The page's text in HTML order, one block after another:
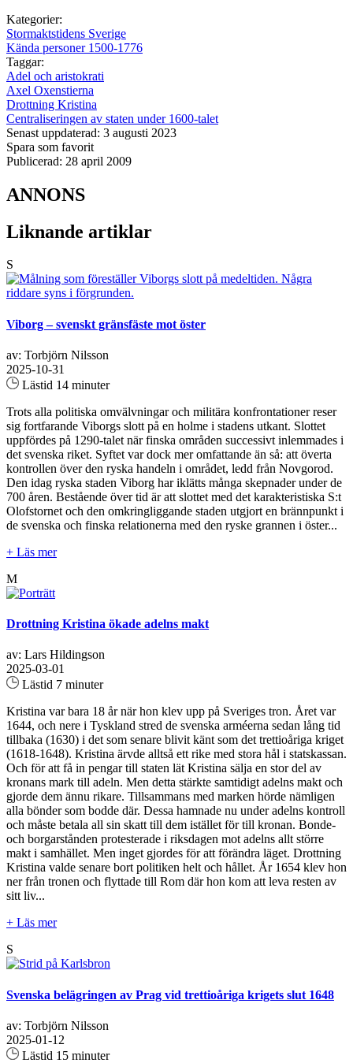
Kategorier:
Stormaktstidens Sverige
Kända personer 1500-1776
Taggar:
Adel och aristokrati
Axel Oxenstierna
Drottning Kristina
Centraliseringen av staten under 1600-talet
Senast uppdaterad: 3 augusti 2023
Spara som favorit
Publicerad: 28 april 2009
ANNONS
Liknande artiklar
S
Viborg – svenskt gränsfäste mot öster
av: Torbjörn Nilsson
2025-10-31
Lästid 14 minuter
Trots alla politiska omvälvningar och militära konfrontationer reser
sig fortfarande Viborgs slott på en holme i stadens utkant. Slottet
uppfördes på 1290-talet när finska områden successivt inlemmades i
det svenska riket. Syftet var dock mer omfattande än så: att överta
kontrollen över den ryska handeln i området, ledd från Novgorod.
Den idag ryska staden Viborg har iklätts många skepnader under de
700 åren. Bestående över tid är att slottet med det karakteristiska S:t
Olofstornet och den omkringliggande staden utgjort en brännpunkt i
de svenska och finska relationerna med den ryske grannen i öster...
+ Läs mer
M
Drottning Kristina ökade adelns makt
av: Lars Hildingson
2025-03-01
Lästid 7 minuter
Kristina var bara 18 år när hon klev upp på Sveriges tron. Året var
1644, och nere i Tyskland stred de svenska arméerna sedan lång tid
tillbaka (1630) i det som senare blivit känt som det trettioåriga kriget
(1618-1648). Kristina ärvde alltså ett rike med stora hål i statskassan.
Och för att få in pengar till staten lät Kristina sälja en stor del av
kronans mark till adeln. Men detta stärkte samtidigt adelns makt och
gjorde dem ännu rikare. Tillsammans med marken hörde nämligen
alla bönder som bodde där. Dessa hamnade nu under adelns kontroll
och måste betala all sin skatt till dem istället för till kronan. Bonde-
och borgarstånden protesterade i riksdagen mot adelns allt större
makt i samhället. Men inget gjordes för att förändra läget. Drottning
Kristina valde senare bort politiken helt och hållet. År 1654 klev hon
ner från tronen och flyttade till Rom där hon kom att leva resten av
sitt liv...
+ Läs mer
S
Svenska belägringen av Prag vid trettioåriga krigets slut 1648
av: Torbjörn Nilsson
2025-01-12
Lästid 15 minuter